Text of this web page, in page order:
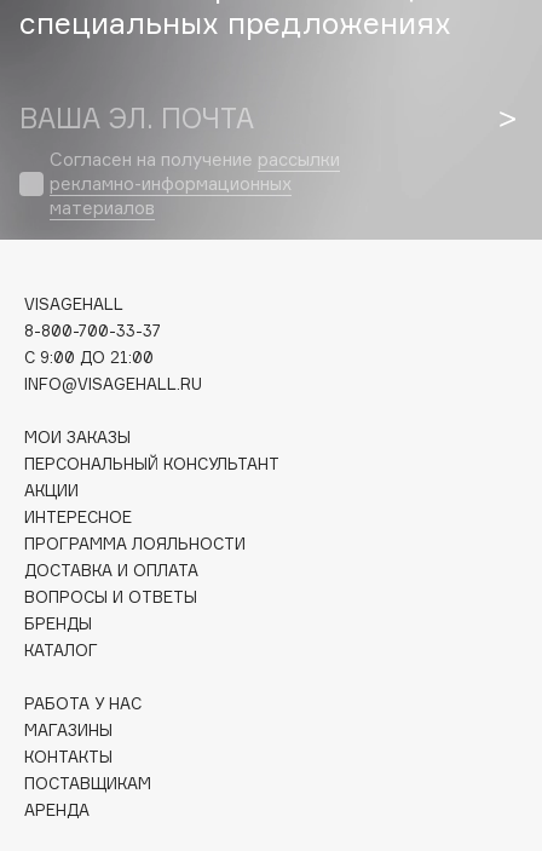
Club De Nuit
Consly
Corimo
CosRX
Crescina
Cunzite
Curaprox
D
d'Alba
DABO
DARLING*
Davines
Deonica
Dessange
специальных предложениях
ВАША ЭЛ. ПОЧТА
Согласен на получение рассылки
рекламно-информационных
материалов
VISAGEHALL
8-800-700-33-37
C 9:00 ДО 21:00
INFO@VISAGEHALL.RU
МОИ ЗАКАЗЫ
ПЕРСОНАЛЬНЫЙ КОНСУЛЬТАНТ
АКЦИИ
ИНТЕРЕСНОЕ
ПРОГРАММА ЛОЯЛЬНОСТИ
ДОСТАВКА И ОПЛАТА
ВОПРОСЫ И ОТВЕТЫ
БРЕНДЫ
КАТАЛОГ
РАБОТА У НАС
МАГАЗИНЫ
КОНТАКТЫ
ПОСТАВЩИКАМ
АРЕНДА